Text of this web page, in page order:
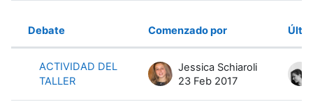
Mostrando 21 de 21 discusiones
Estado
Debate Comenzado por
ACTIVIDAD DEL
TALLER
Jessica Schiaroli
23 Feb 2017